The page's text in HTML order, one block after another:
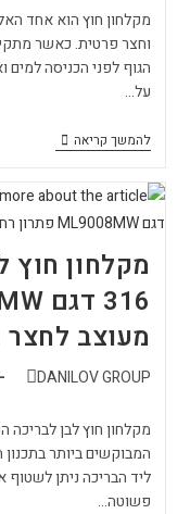
מקלחון חוץ הוא אחד
וחצר פרטית. כאשר
הגוף לפני הכניסה
על…
להמשך קריאה
מקלחון חוץ
מעוצב לחצר
DANILOV GROUP
מקלחון חוץ לבן
המבוקשים ביותר
ליד הבריכה ניתן לשטוף
פשוטה…